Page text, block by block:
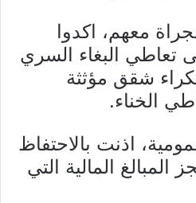
معهم، اكدوا
تعاطي البغاء السري
شقق مؤثثة
الخناء.
اذنت بالاحتفاظ
المالية التي